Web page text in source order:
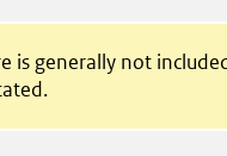
is generally not